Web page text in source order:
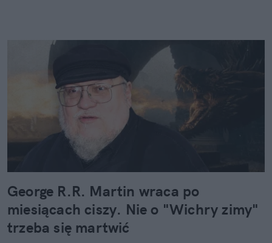
George R.R. Martin wraca po
miesiącach ciszy. Nie o "Wichry zimy"
trzeba się martwić